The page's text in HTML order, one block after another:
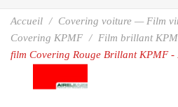
Accueil
Covering voiture — Film
Covering KPMF
Film brillant
film Covering Rouge Brillant KPMF -